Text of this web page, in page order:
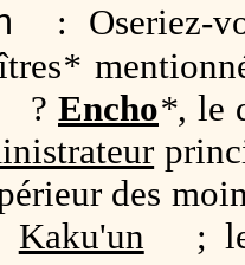
: Oseriez-
*
? Encho*, le
des
Kaku'un ; le